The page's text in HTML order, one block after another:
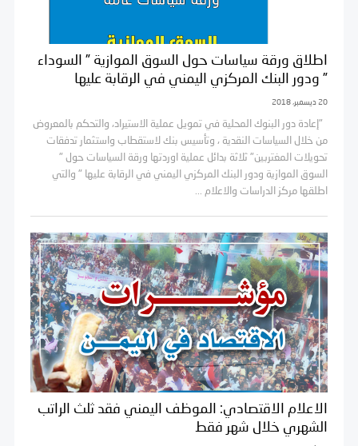
اطلاق ورقة سياسات حول السوق الموازية ” السوداء
” ودور البنك المركزي اليمني في الرقابة عليها
20 ديسمبر، 2018
"إعادة دور البنوك المحلية في تمويل عملية الاستيراد، والتحكم بالمعروض
من خلال السياسات النقدية ، وتأسيس بنك لاستقطاب واستثمار تدفقات
تحويلات المغتربين" ثلاثة بدائل عملية اوردتها ورقة السياسات حول "
السوق الموازية ودور البنك المركزي اليمني في الرقابة عليها " والتي
اطلقها مركز الدراسات والاعلام ...
الاعلام الاقتصادي: الموظف اليمني فقد ثلث الراتب
الشهري خلال شهر فقط